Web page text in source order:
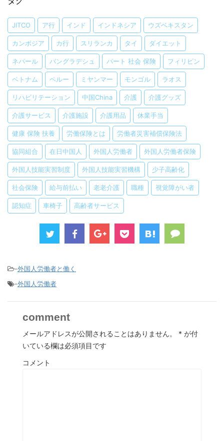
JITCO ア行 インド インドネシア ウズベキスタン
カンボジア カ行 スリランカ タイ ダイエット
ネパール バングラデシュ パート 社会 保険 フィリピン
ベトナム ペルー ミヤンマー モンゴル ラオス
リハビリテーション 中国China 介護 介護グッズ
介護サービス 介護施設 介護用品 休業手当
健康 保険 扶養 労働保険とは 労働者災害補償保険法
協同組合 在日中国人 外国人労働者 外国人労働者保険
外国人技能実習制度 外国人技能実習機構 少子高齢化
社会保険 給与前払い 老老介護 職種 視覚障がい者
認知症 車椅子 高齢者サービス
-外国人労働者と働く
-外国人労働者
comment
メールアドレスが公開されることはありません。 * が付
いている欄は必須項目です
コメント